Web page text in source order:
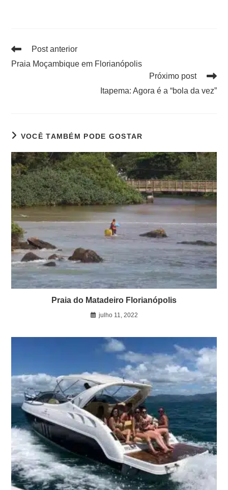
Post anterior
Praia Moçambique em Florianópolis
Próximo post
Itapema: Agora é a “bola da vez”
VOCÊ TAMBÉM PODE GOSTAR
Praia do Matadeiro Florianópolis
julho 11, 2022